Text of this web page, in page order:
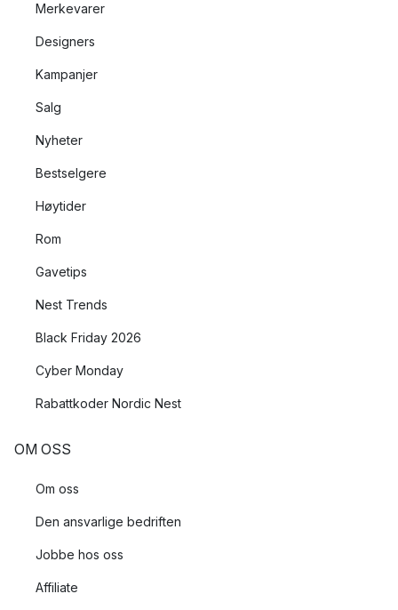
Merkevarer
Designers
Kampanjer
Salg
Nyheter
Bestselgere
Høytider
Rom
Gavetips
Nest Trends
Black Friday 2026
Cyber Monday
Rabattkoder Nordic Nest
OM OSS
Om oss
Den ansvarlige bedriften
Jobbe hos oss
Affiliate